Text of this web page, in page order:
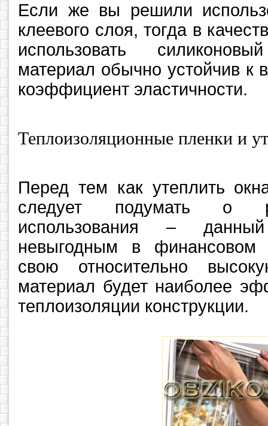
Если же вы решили
клеевого слоя, тогда в
использовать
материал обычно устойчив к
коэффициент эластичности.
Теплоизоляционные пленки и
Перед тем как утеплить
следует подумать о
использования –
невыгодным в
свою относительно
материал будет наиболее
теплоизоляции конструкции.